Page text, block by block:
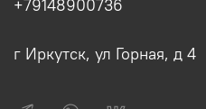
+79148900736
г Иркутск, ул Горная, д 4